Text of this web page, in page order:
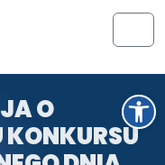
Otwórz pasek narzędzi
O
KONKURSU